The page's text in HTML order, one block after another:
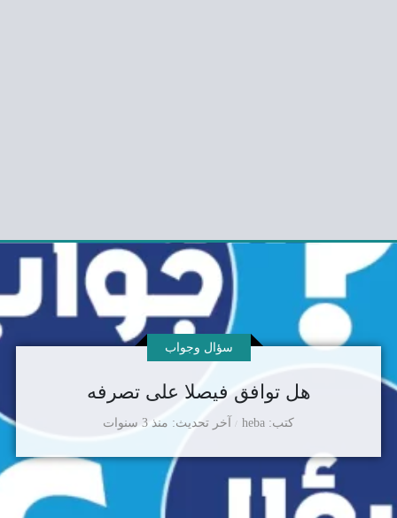
هل توافق فيصلا على تصرفه
كتب heba
سؤال وجواب
آخر تحديث منذ 3 سنوات